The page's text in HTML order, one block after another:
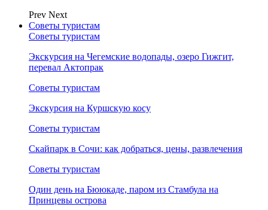
Prev Next
Советы туристам
Советы туристам
Экскурсия на Чегемские водопады, озеро Гижгит,
перевал Актопрак
Советы туристам
Экскурсия на Куршскую косу
Советы туристам
Скайпарк в Сочи: как добраться, цены, развлечения
Советы туристам
Один день на Бююкаде, паром из Стамбула на
Принцевы острова